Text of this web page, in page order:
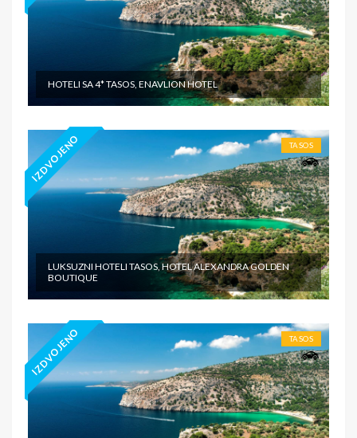
HOTELI SA 4* TASOS, ENAVLION HOTEL
IZDVOJENO TASOS
LUKSUZNI HOTELI TASOS, HOTEL ALEXANDRA GOLDEN
BOUTIQUE
IZDVOJENO TASOS